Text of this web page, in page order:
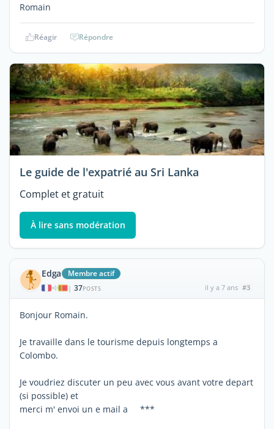
Romain
Réagir Répondre
Le guide de l'expatrié au Sri Lanka
Complet et gratuit
À lire sans modération
Edga Membre actif
| 37POSTS il y a 7 ans #3
Bonjour Romain.
Je travaille dans le tourisme depuis longtemps a
Colombo.
Je voudriez discuter un peu avec vous avant votre depart
(si possible) et
merci m' envoi un e mail a ***